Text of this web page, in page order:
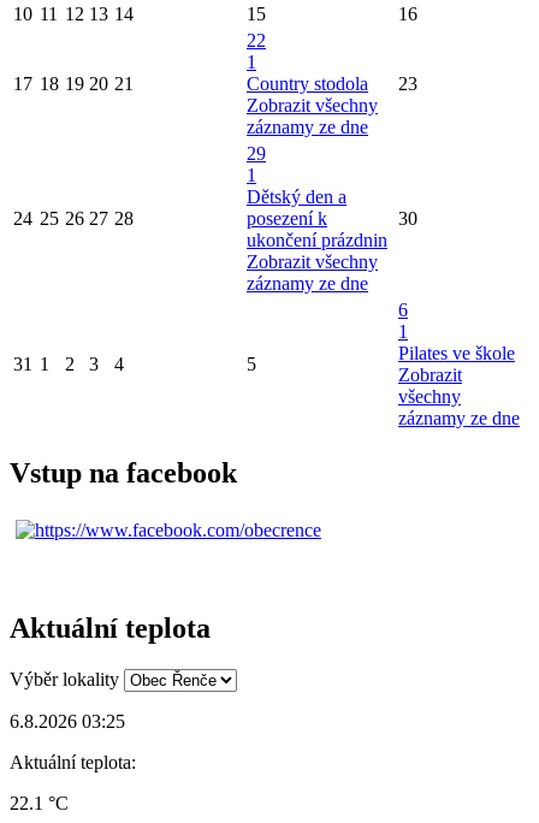
10 11 12 13 14 15 16
17 18 19 20 21
22
1
Country stodola
Zobrazit všechny
záznamy ze dne
23
24 25 26 27 28
29
1
Dětský den a
posezení k
ukončení prázdnin
Zobrazit všechny
záznamy ze dne
30
31 1 2 3 4 5
6
1
Pilates ve škole
Zobrazit
všechny
záznamy ze dne
Vstup na facebook
Aktuální teplota
Výběr lokality
6.8.2026 03:25
Aktuální teplota:
22.1 °C